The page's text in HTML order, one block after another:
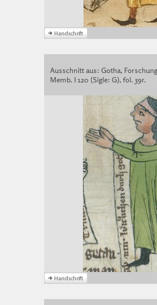
Ausschnitt aus: Gotha,
Memb. I 120 (Sigle: G), fol. 39r.